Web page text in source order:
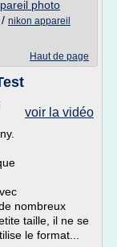
photo
/ nikon appareil
Haut de page
voir la vidéo
nombreux
taille, il ne se
le format...